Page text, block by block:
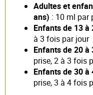
Adultes et
ans) : 10 ml par
Enfants de 13
à 3 fois par jour
Enfants de 20
prise, 2 à 3 fois
Enfants de 30
prise, 3 à 4 fois